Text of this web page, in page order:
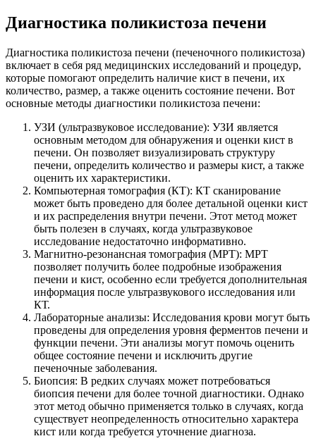
Диагностика поликистоза печени
Диагностика поликистоза печени (печеночного поликистоза)
включает в себя ряд медицинских исследований и процедур,
которые помогают определить наличие кист в печени, их
количество, размер, а также оценить состояние печени. Вот
основные методы диагностики поликистоза печени:
УЗИ (ультразвуковое исследование): УЗИ является
основным методом для обнаружения и оценки кист в
печени. Он позволяет визуализировать структуру
печени, определить количество и размеры кист, а также
оценить их характеристики.
Компьютерная томография (КТ): КТ сканирование
может быть проведено для более детальной оценки кист
и их распределения внутри печени. Этот метод может
быть полезен в случаях, когда ультразвуковое
исследование недостаточно информативно.
Магнитно-резонансная томография (МРТ): МРТ
позволяет получить более подробные изображения
печени и кист, особенно если требуется дополнительная
информация после ультразвукового исследования или
КТ.
Лабораторные анализы: Исследования крови могут быть
проведены для определения уровня ферментов печени и
функции печени. Эти анализы могут помочь оценить
общее состояние печени и исключить другие
печеночные заболевания.
Биопсия: В редких случаях может потребоваться
биопсия печени для более точной диагностики. Однако
этот метод обычно применяется только в случаях, когда
существует неопределенность относительно характера
кист или когда требуется уточнение диагноза.